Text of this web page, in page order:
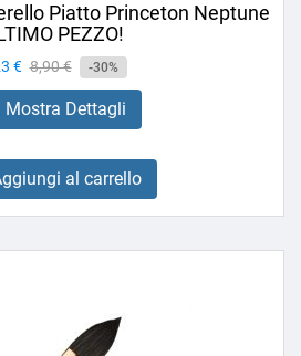
Piatto Princeton Neptune
PEZZO!
€ Prezzo
base
8,90 € -30%
Mostra Dettagli
al carrello